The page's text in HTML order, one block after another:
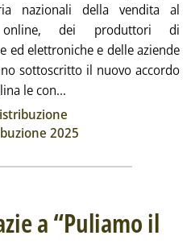
nazionali della vendita al
dei produttori di
ed elettroniche e delle aziende
sottoscritto il nuovo accordo
le con...
2025
a “Puliamo il